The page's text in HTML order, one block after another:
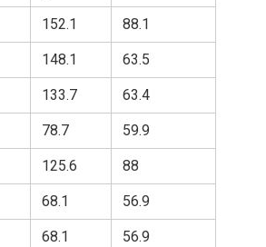
152.1 88.1
148.1 63.5
133.7 63.4
78.7 59.9
125.6 88
68.1 56.9
68.1 56.9